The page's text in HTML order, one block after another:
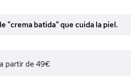
"crema batida" que cuida la piel.
a partir de 49€